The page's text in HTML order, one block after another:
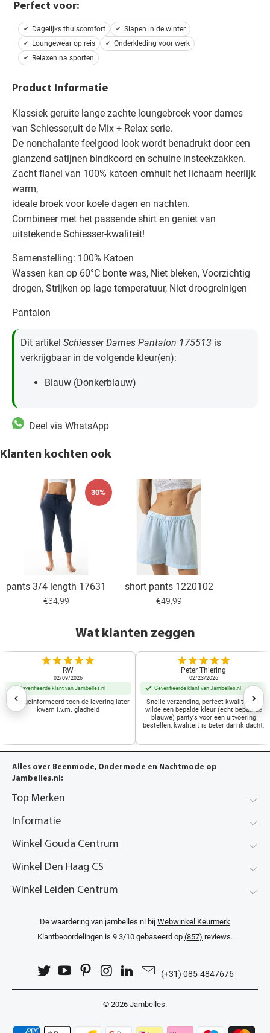
Perfect voor:
Dagelijks thuiscomfort
Slapen in de winter
Loungewear op reis
Onderkleding voor werk
Relaxen na sporten
Product Informatie
Klassiek geruite lange zachte loungebroek voor dames
van Schiesser,uit de Mix + Relax serie.
De nonchalante feelgood look wordt benadrukt door een
glanzend satijnen bindkoord en schuine insteekzakken.
Zacht flanel van 100% katoen omhult het lichaam heerlijk
warm,
ideale broek voor koele dagen en nachten.
Combineer met het passende shirt en geniet van
uitstekende Schiesser-kwaliteit!
Samenstelling: 100% Katoen
Wassen kan op 60°C bonte was, Niet bleken, Voorzichtig
drogen, Strijken op lage temperatuur, Niet droogreinigen
Pantalon
Dit artikel Schiesser Dames Pantalon 175513 is
verkrijgbaar in de volgende kleur(en):
Blauw (Donkerblauw)
Deel via WhatsApp
Klanten kochten ook
30%
pants 3/4 length 17631
€34,99
short pants 1220102
€49,99
Wat klanten zeggen
RW
02/09/2026
Geverifieerde klant van Jambelles.nl
Goed geinformeerd toen de levering later
kwam i.v.m. gladheid
Peter Thiering
02/23/2026
Geverifieerde klant van Jambelles.nl
Snelle verzending, perfect kwaliteit. Ik
wilde een bepalde kleur (echt bepaalde
blauwe) panty's voor een uitvoering
bestellen, kwaliteit is beter dan ik dacht.
Alles over Beenmode, Ondermode en Nachtmode op
Jambelles.nl:
Top Merken
Informatie
Winkel Gouda Centrum
Winkel Den Haag CS
Winkel Leiden Centrum
De waardering van jambelles.nl bij Webwinkel Keurmerk
Klantbeoordelingen is 9.3/10 gebaseerd op (857) reviews.
(+31) 085-4847676
© 2026 Jambelles.